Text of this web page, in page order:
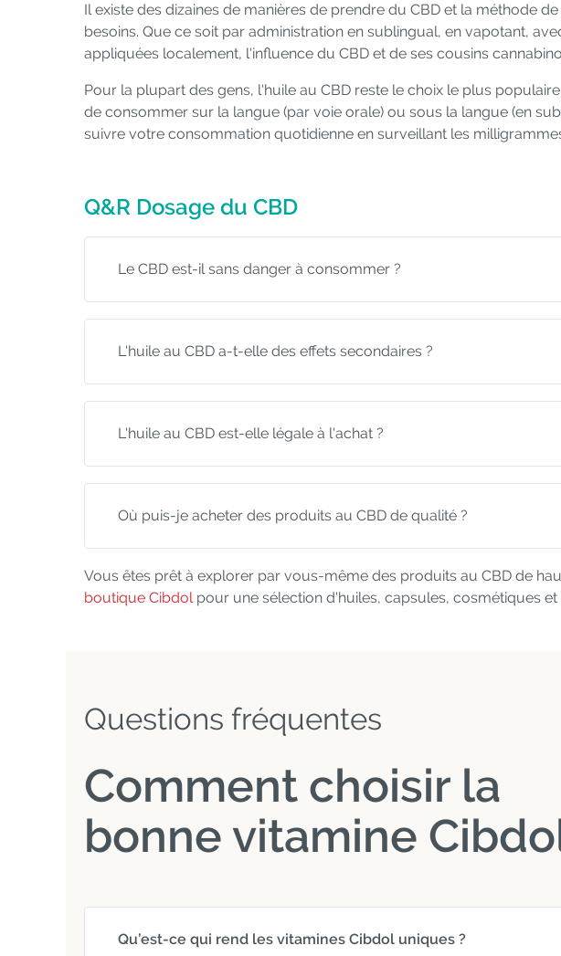
Il existe des dizaines de manières de prendre du CBD et la méthode
besoins. Que ce soit par administration en sublingual, en vapotant,
appliquées localement, l'influence du CBD et de ses cousins
Pour la plupart des gens, l'huile au CBD reste le choix le plus
de consommer sur la langue (par voie orale) ou sous la langue (en
suivre votre consommation quotidienne en surveillant les
Q&R Dosage du CBD
Le CBD est-il sans danger à consommer ?
L'huile au CBD a-t-elle des effets secondaires ?
L'huile au CBD est-elle légale à l'achat ?
Où puis-je acheter des produits au CBD de qualité ?
Vous êtes prêt à explorer par vous-même des produits au CBD de
boutique Cibdolpour une sélection d'huiles, capsules, cosmétiques et
Questions fréquentes
Comment choisir la
bonne vitamine
Qu’est-ce qui rend les vitamines Cibdol uniques ?